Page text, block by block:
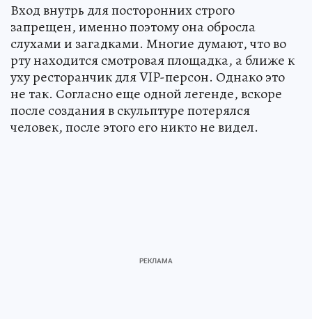
Вход внутрь для посторонних строго
запрещен, именно поэтому она обросла
слухами и загадками. Многие думают, что во
рту находится смотровая площадка, а ближе к
уху ресторанчик для VIP-персон. Однако это
не так. Согласно еще одной легенде, вскоре
после создания в скульптуре потерялся
человек, после этого его никто не видел.